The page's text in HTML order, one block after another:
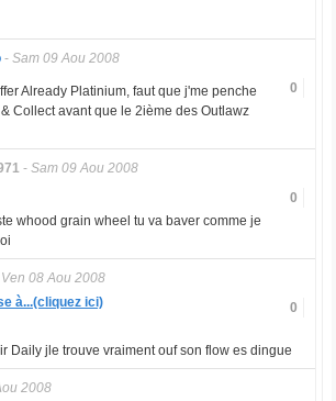
- Sam 09 Aou 2008
0
Already Platinium, faut que j'me penche
Collect avant que le 2ième des Outlawz
- Sam 09 Aou 2008
0
whood grain wheel tu va baver comme je
Ven 08 Aou 2008
0
à...(cliquez ici)
Daily jle trouve vraiment ouf son flow es dingue
2008